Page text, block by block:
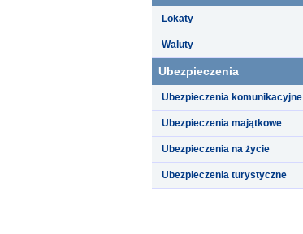
Lokaty
Waluty
Ubezpieczenia
Ubezpieczenia komunikacyjne
Ubezpieczenia majątkowe
Ubezpieczenia na życie
Ubezpieczenia turystyczne